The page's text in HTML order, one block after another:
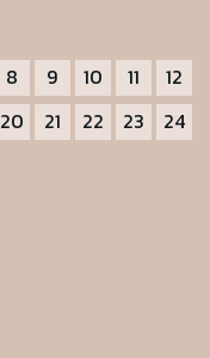
8 9 10 11
12
20 21 22 23 24